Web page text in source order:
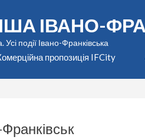
ІВАНО-
події Івано-Франківська
пропозиція IFCity